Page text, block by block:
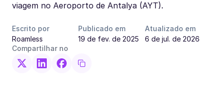
viagem no Aeroporto de Antalya (AYT).
Escrito por
Roamless
Publicado em
19 de fev. de 2025
Atualizado em
6 de jul. de 2026
Compartilhar no